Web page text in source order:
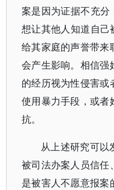
案是因为证据不充分
想让其他人知道自己
给其家庭的声誉带来
会产生影响。相信强
的经历视为性侵害
使用暴力手段，或者
抗。
从上述研究可以
被司法办案人员信任
是被害人不愿意报案